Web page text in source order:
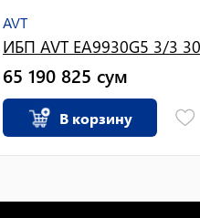
AVT
ИБП AVT EA9930G5 3/3
65 190 825 сум
В корзину